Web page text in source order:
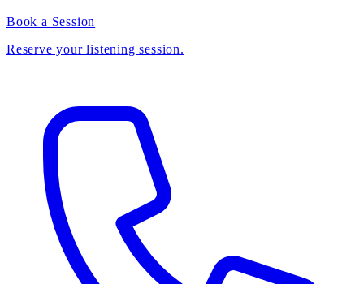
Book a Session
Reserve your listening session.